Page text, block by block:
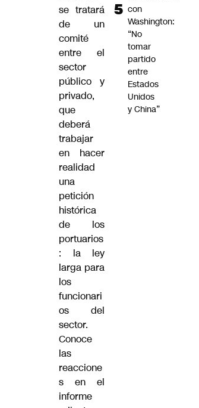
se tratará
de un
comité
entre el
sector
público y
privado,
que
deberá
trabajar
en hacer
realidad
una
petición
histórica
de los
portuarios
: la ley
larga para
los
funcionari
os del
sector.
Conoce
las
reaccione
s en el
informe
con
Washington:
“No
tomar
partido
entre
Estados
Unidos
y China”